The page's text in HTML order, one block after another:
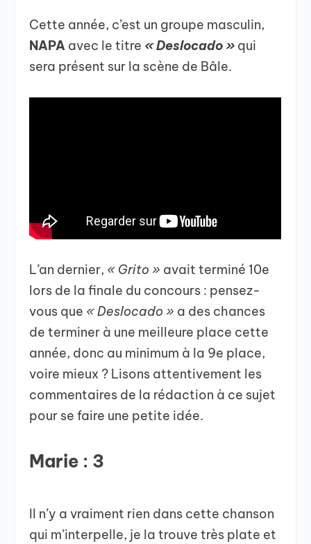
Cette année, c’est un groupe masculin,
NAPA avec le titre « Deslocado » qui
sera présent sur la scène de Bâle.
L’an dernier, « Grito » avait terminé 10e
lors de la finale du concours : pensez-
vous que « Deslocado » a des chances
de terminer à une meilleure place cette
année, donc au minimum à la 9e place,
voire mieux ? Lisons attentivement les
commentaires de la rédaction à ce sujet
pour se faire une petite idée.
Marie : 3
Il n’y a vraiment rien dans cette chanson
qui m’interpelle, je la trouve très plate et